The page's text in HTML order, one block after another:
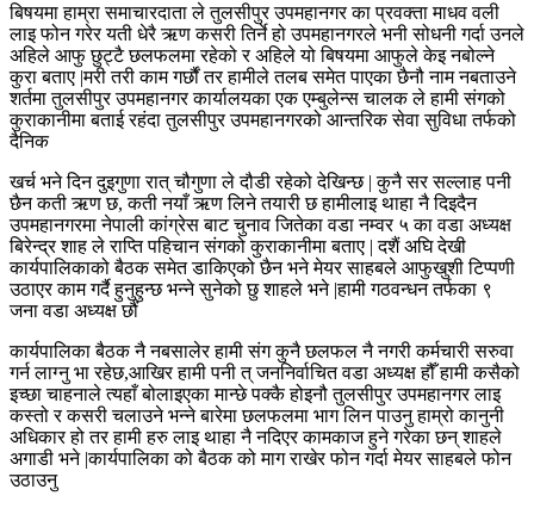
बिषयमा हाम्रा समाचारदाता ले तुलसीपुर उपमहानगर का प्रवक्ता माधव वली
लाइ फोन गरेर यती धेरै ऋण कसरी तिर्ने हो उपमहानगरले भनी सोधनी गर्दा उनले
अहिले आफु छुट्टै छलफलमा रहेको र अहिले यो बिषयमा आफुले केइ नबोल्ने
कुरा बताए |मरी तरी काम गर्छौं तर हामीले तलब समेत पाएका छैनौ नाम नबताउने
शर्तमा तुलसीपुर उपमहानगर कार्यालयका एक एम्बुलेन्स चालक ले हामी संगको
कुराकानीमा बताई रहंदा तुलसीपुर उपमहानगरको आन्तरिक सेवा सुविधा तर्फको
दैनिक
खर्च भने दिन दुइगुणा रात् चौगुणा ले दौडी रहेको देखिन्छ | कुनै सर सल्लाह पनी
छैन कती ऋण छ, कती नयाँ ऋण लिने तयारी छ हामीलाइ थाहा नै दिइदैन
उपमहानगरमा नेपाली कांग्रेस बाट चुनाव जितेका वडा नम्वर ५ का वडा अध्यक्ष
बिरेन्द्र शाह ले राप्ति पहिचान संगको कुराकानीमा बताए | दशैं अघि देखी
कार्यपालिकाको बैठक समेत डाकिएको छैन भने मेयर साहबले आफुखुशी टिप्पणी
उठाएर काम गर्दै हुनुहुन्छ भन्ने सुनेको छु शाहले भने |हामी गठवन्धन तर्फका ९
जना वडा अध्यक्ष छौं
कार्यपालिका बैठक नै नबसालेर हामी संग कुनै छलफल नै नगरी कर्मचारी सरुवा
गर्न लाग्नु भा रहेछ,आखिर हामी पनी त् जननिर्वाचित वडा अध्यक्ष हौँ हामी कसैको
इच्छा चाहनाले त्यहाँ बोलाइएका मान्छे पक्कै होइनौ तुलसीपुर उपमहानगर लाइ
कस्तो र कसरी चलाउने भन्ने बारेमा छलफलमा भाग लिन पाउनु हाम्रो कानुनी
अधिकार हो तर हामी हरु लाइ थाहा नै नदिएर कामकाज हुने गरेका छन् शाहले
अगाडी भने |कार्यपालिका को बैठक को माग राखेर फोन गर्दा मेयर साहबले फोन
उठाउनु